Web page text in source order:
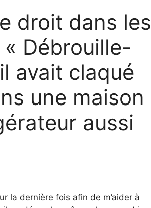
droit dans les
Débrouille-
avait claqué
une maison
aussi
la dernière fois afin de m’aider à